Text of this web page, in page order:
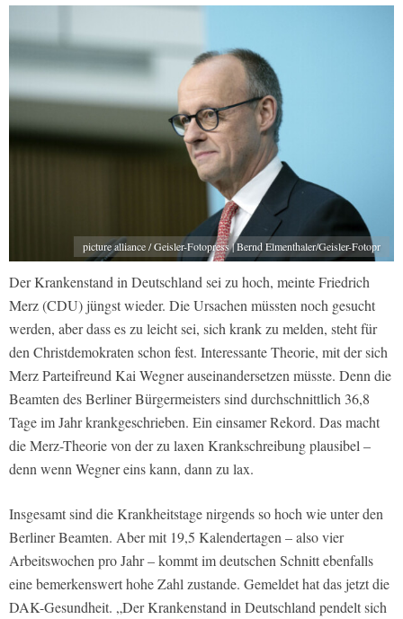
picture alliance / Geisler-Fotopress | Bernd Elmenthaler/Geisler-Fotopr
Der Krankenstand in Deutschland sei zu hoch, meinte Friedrich
Merz (CDU) jüngst wieder. Die Ursachen müssten noch gesucht
werden, aber dass es zu leicht sei, sich krank zu melden, steht für
den Christdemokraten schon fest. Interessante Theorie, mit der sich
Merz Parteifreund Kai Wegner auseinandersetzen müsste. Denn die
Beamten des Berliner Bürgermeisters sind durchschnittlich 36,8
Tage im Jahr krankgeschrieben. Ein einsamer Rekord. Das macht
die Merz-Theorie von der zu laxen Krankschreibung plausibel –
denn wenn Wegner eins kann, dann zu lax.
Insgesamt sind die Krankheitstage nirgends so hoch wie unter den
Berliner Beamten. Aber mit 19,5 Kalendertagen – also vier
Arbeitswochen pro Jahr – kommt im deutschen Schnitt ebenfalls
eine bemerkenswert hohe Zahl zustande. Gemeldet hat das jetzt die
DAK-Gesundheit. „Der Krankenstand in Deutschland pendelt sich